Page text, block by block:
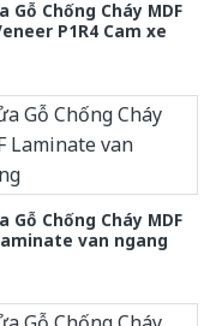
Gỗ Chống Cháy MDF
P1R4 Cam xe
Gỗ Chống Cháy MDF
van ngang